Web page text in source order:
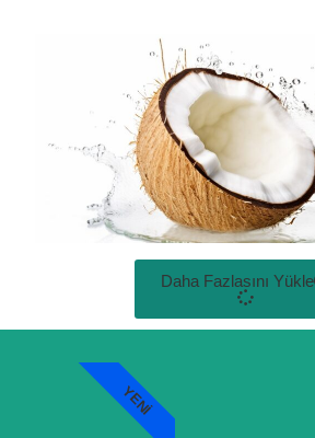
Daha Fazlasını Yükle
YENI